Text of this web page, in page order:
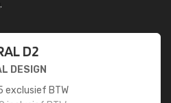
.
D2
DESIGN
exclusief BTW